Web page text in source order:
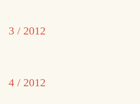
3 / 2012
4 / 2012